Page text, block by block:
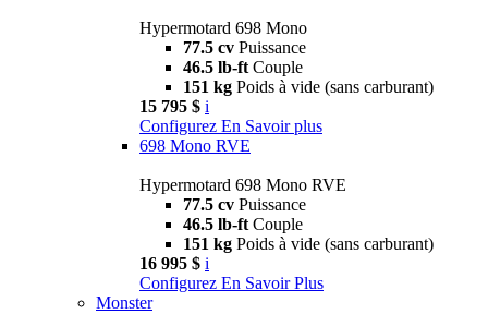
Hypermotard 698 Mono
77.5 cv Puissance
46.5 lb-ft Couple
151 kg Poids à vide (sans carburant)
15 795 $ i
Configurez En Savoir plus
698 Mono RVE
Hypermotard 698 Mono RVE
77.5 cv Puissance
46.5 lb-ft Couple
151 kg Poids à vide (sans carburant)
16 995 $ i
Configurez En Savoir Plus
Monster